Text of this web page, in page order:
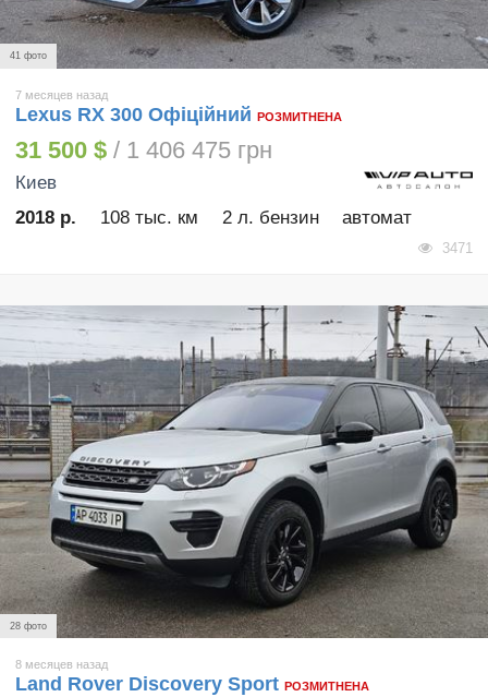
41 фото
7 месяцев назад
Lexus RX 300 Офіційний РОЗМИТНЕНА
31 500 $ / 1 406 475 грн
Киев
2018 р.
108 тыс. км 2 л. бензин автомат
3471
28 фото
8 месяцев назад
Land Rover Discovery Sport РОЗМИТНЕНА